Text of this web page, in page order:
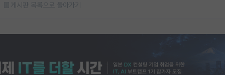
게시판 목록으로 돌아가기